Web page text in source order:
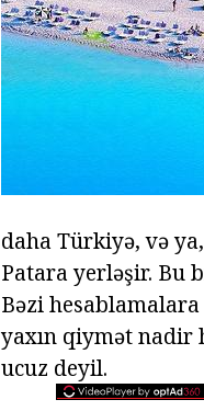
daha Türkiyə, və
Patara yerləşir. Bu
Bəzi
yaxın qiymət nadir
ucuz deyil.